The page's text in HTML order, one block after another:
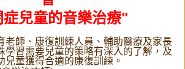
兒童的音樂治療"
老師、康復訓練人員、輔助醫療及家長
學習需要兒童的策略有深入的了解，及
兒童獲得合適的康復訓練。